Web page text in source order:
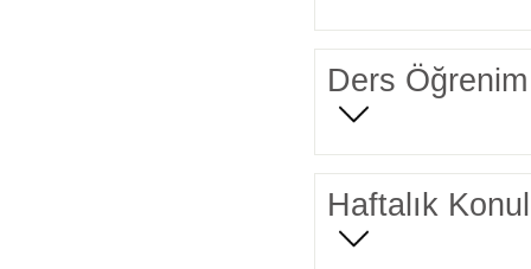
Ders Öğrenim
Haftalık